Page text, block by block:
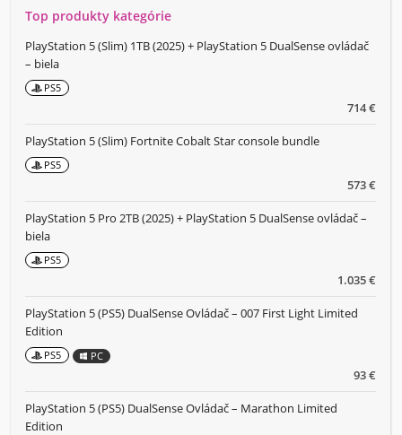
Top produkty kategórie
714 €
PlayStation 5 (Slim) 1TB (2025) + PlayStation 5 DualSense ovládač
– biela
PS5
573 €
PlayStation 5 (Slim) Fortnite Cobalt Star console bundle
PS5
1.035 €
PlayStation 5 Pro 2TB (2025) + PlayStation 5 DualSense ovládač –
biela
PS5
93 €
PlayStation 5 (PS5) DualSense Ovládač – 007 First Light Limited
Edition
PS5 PC
PlayStation 5 (PS5) DualSense Ovládač – Marathon Limited
Edition